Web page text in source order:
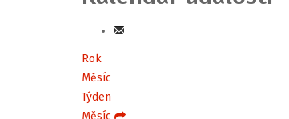
Rok
Měsíc
Týden
Měsíc